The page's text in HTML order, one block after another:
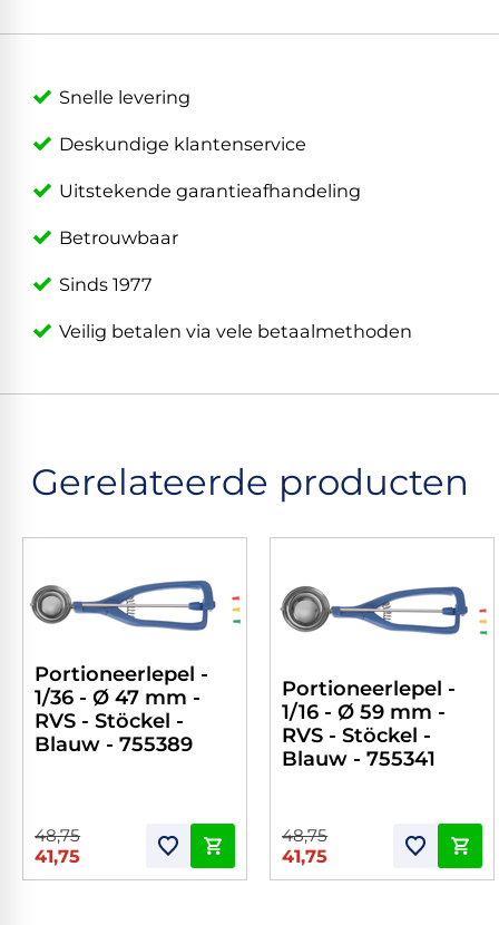
Snelle levering
Deskundige klantenservice
Uitstekende garantieafhandeling
Betrouwbaar
Sinds 1977
Veilig betalen via vele betaalmethoden
Gerelateerde producten
Portioneerlepel -
1/36 - Ø 47 mm -
RVS - Stöckel -
Blauw - 755389
48,75
41,75
Portioneerlepel -
1/16 - Ø 59 mm -
RVS - Stöckel -
Blauw - 755341
48,75
41,75